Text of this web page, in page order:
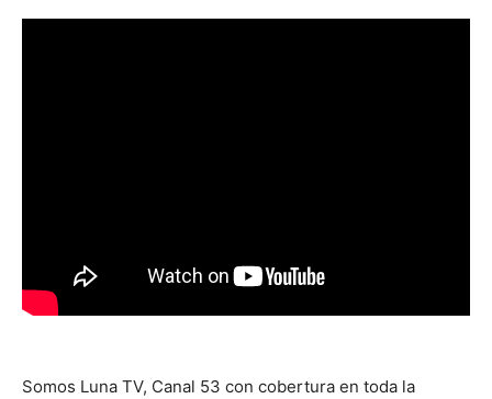
Somos Luna TV, Canal 53 con cobertura en toda la